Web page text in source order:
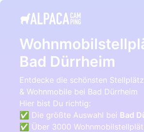
Bad Dürrheim
Entdecke die schönsten
& Wohnmobile bei Bad Dürrheim
Hier bist Du richtig:
✅ Die größte Auswahl bei Bad
✅ Über 3000